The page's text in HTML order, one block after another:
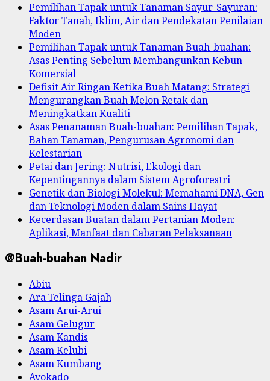
Pemilihan Tapak untuk Tanaman Sayur-Sayuran:
Faktor Tanah, Iklim, Air dan Pendekatan Penilaian
Moden
Pemilihan Tapak untuk Tanaman Buah-buahan:
Asas Penting Sebelum Membangunkan Kebun
Komersial
Defisit Air Ringan Ketika Buah Matang: Strategi
Mengurangkan Buah Melon Retak dan
Meningkatkan Kualiti
Asas Penanaman Buah-buahan: Pemilihan Tapak,
Bahan Tanaman, Pengurusan Agronomi dan
Kelestarian
Petai dan Jering: Nutrisi, Ekologi dan
Kepentingannya dalam Sistem Agroforestri
Genetik dan Biologi Molekul: Memahami DNA, Gen
dan Teknologi Moden dalam Sains Hayat
Kecerdasan Buatan dalam Pertanian Moden:
Aplikasi, Manfaat dan Cabaran Pelaksanaan
@Buah-buahan Nadir
Abiu
Ara Telinga Gajah
Asam Arui-Arui
Asam Gelugur
Asam Kandis
Asam Kelubi
Asam Kumbang
Avokado